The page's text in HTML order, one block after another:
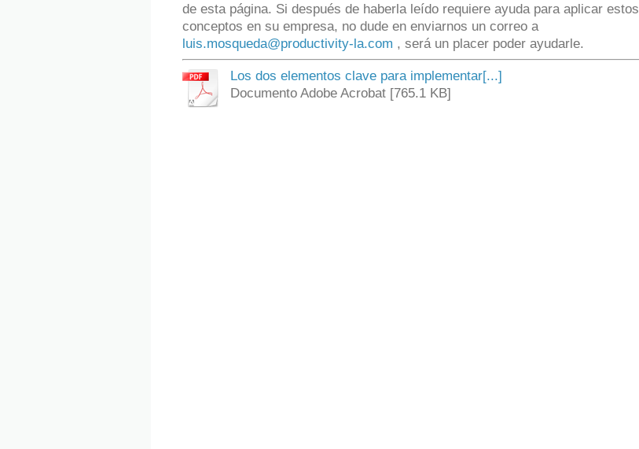
de esta página. Si después de haberla leído requiere ayuda para aplicar estos
conceptos en su empresa, no dude en enviarnos un correo a
luis.mosqueda@productivity-la.com , será un placer poder ayudarle.
Los dos elementos clave para implementar[...]
Documento Adobe Acrobat [765.1 KB]